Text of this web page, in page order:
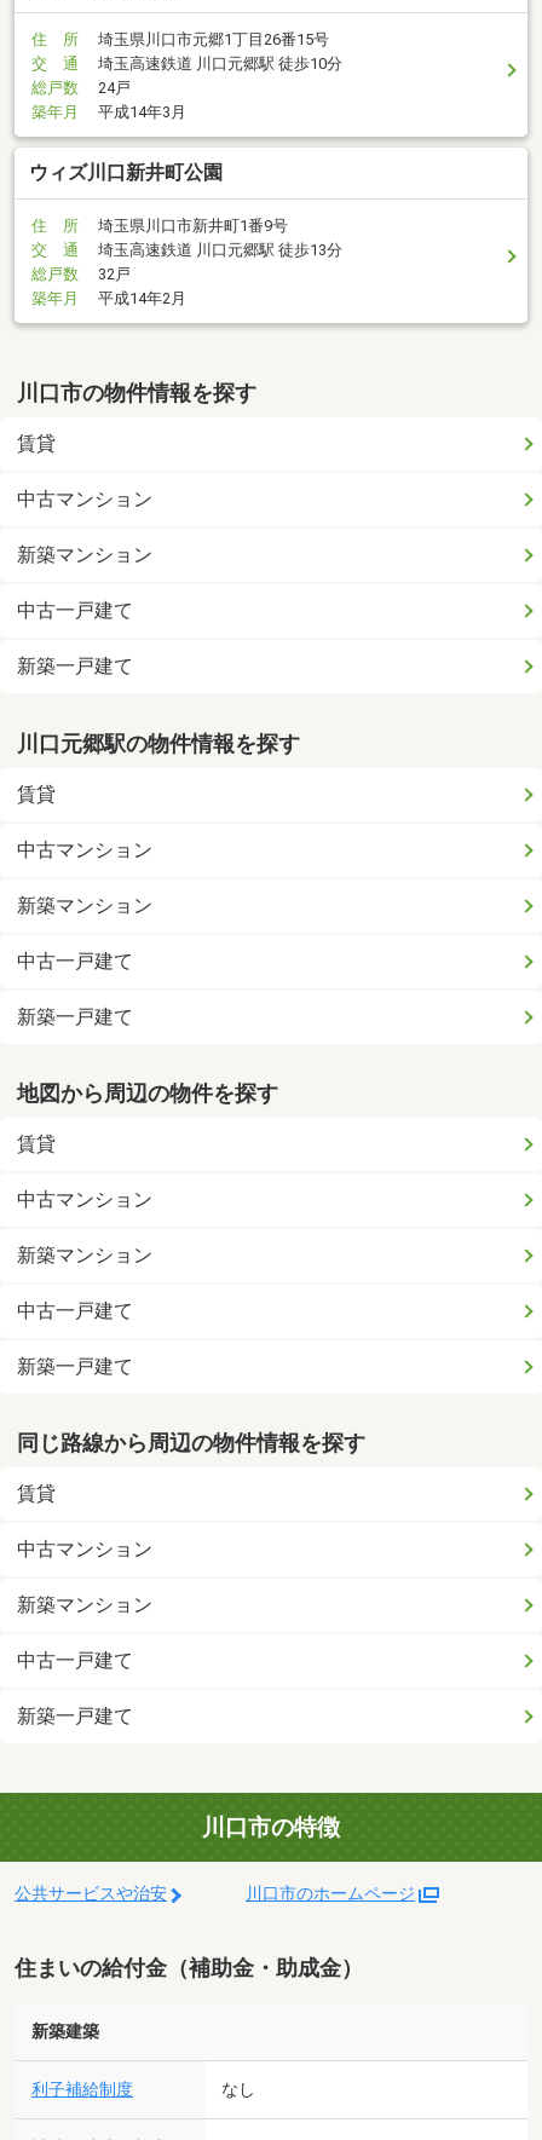
住 所
埼玉県川口市元郷1丁目26番15号
交 通
埼玉高速鉄道 川口元郷駅 徒歩10分
総戸数
24戸
築年月
平成14年3月
ウィズ川口新井町公園
住 所
埼玉県川口市新井町1番9号
交 通
埼玉高速鉄道 川口元郷駅 徒歩13分
総戸数
32戸
築年月
平成14年2月
川口市の物件情報を探す
賃貸
中古マンション
新築マンション
中古一戸建て
新築一戸建て
川口元郷駅の物件情報を探す
賃貸
中古マンション
新築マンション
中古一戸建て
新築一戸建て
地図から周辺の物件を探す
賃貸
中古マンション
新築マンション
中古一戸建て
新築一戸建て
同じ路線から周辺の物件情報を探す
賃貸
中古マンション
新築マンション
中古一戸建て
新築一戸建て
川口市の特徴
公共サービスや治安 川口市のホームページ
住まいの給付金（補助金・助成金）
新築建築
利子補給制度 なし